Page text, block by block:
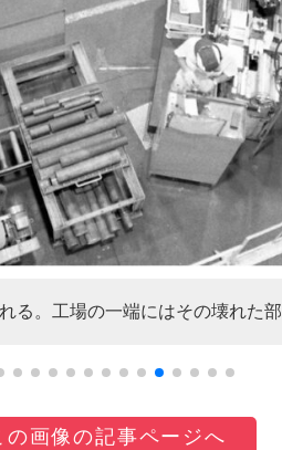
る。工場の一端にはその壊れた
の画像の記事ページへ